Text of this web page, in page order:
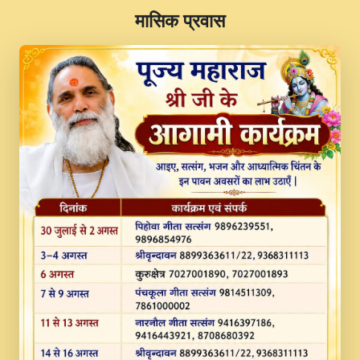
JINU SATGURU AAP BULAVE by Rasik
Pawan ji 20-11-19 Sankirtan At VEER JI
PRABHU KUTEER CHANNEL.mp3
Kina Sohna Tera Bhawan Sajaya Mata
Vaishno Devi Aarti Mata Rani Bhajan By
Lakhwinder Wadali Ji.mp3
MERE MANN VICH KANTH KALER
NEW PUNAJBI DEVOTIONAL SONG 2017
FULL VIDEO HD.mp3
Na To Roop Hai Bindu Ji Maharaj Pad - A
Divine Bhajan by Shri Indresh Ji
#BhaktiPath.mp3
Radha Rani Ki Kirpa Best Devotional
Song By Chitra Vichitra.mp3
​मासिक प्रवास